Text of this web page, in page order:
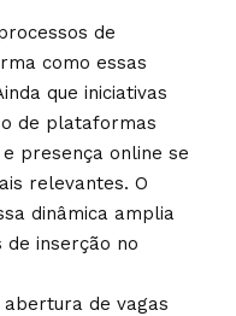
de
como essas
que iniciativas
de plataformas
presença online se
relevantes. O
dinâmica amplia
de inserção no
de vagas